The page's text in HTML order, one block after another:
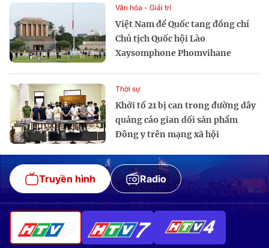
Việt Nam để Quốc tang đồng chí
Chủ tịch Quốc hội Lào
Xaysomphone Phomvihane
Văn hóa - Giải trí
Khởi tố 21 bị can trong đường dây
quảng cáo gian dối sản phẩm
Đông y trên mạng xã hội
Thời sự
Truyền hình Radio